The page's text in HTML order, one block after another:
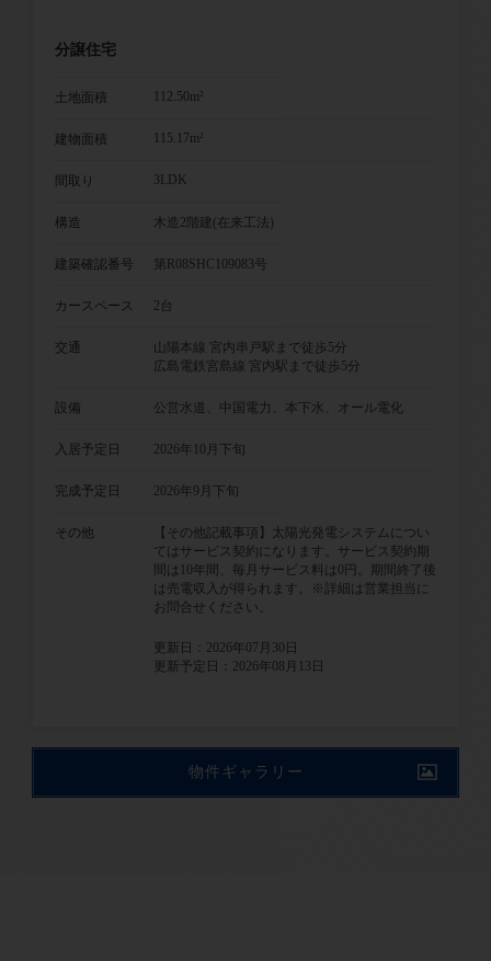
分譲住宅
土地面積 112.50m²
建物面積 115.17m²
間取り 3LDK
構造 木造2階建(在来工法)
建築確認番号 第R08SHC109083号
カースペース 2台
交通
山陽本線 宮内串戸駅まで徒歩5分
広島電鉄宮島線 宮内駅まで徒歩5分
設備 公営水道、中国電力、本下水、オール電化
入居予定日 2026年10月下旬
完成予定日 2026年9月下旬
その他
【その他記載事項】太陽光発電システムについ
てはサービス契約になります。サービス契約期
間は10年間、毎月サービス料は0円。期間終了後
は売電収入が得られます。※詳細は営業担当に
お問合せください。
更新日：2026年07月30日
更新予定日：2026年08月13日
物件ギャラリー